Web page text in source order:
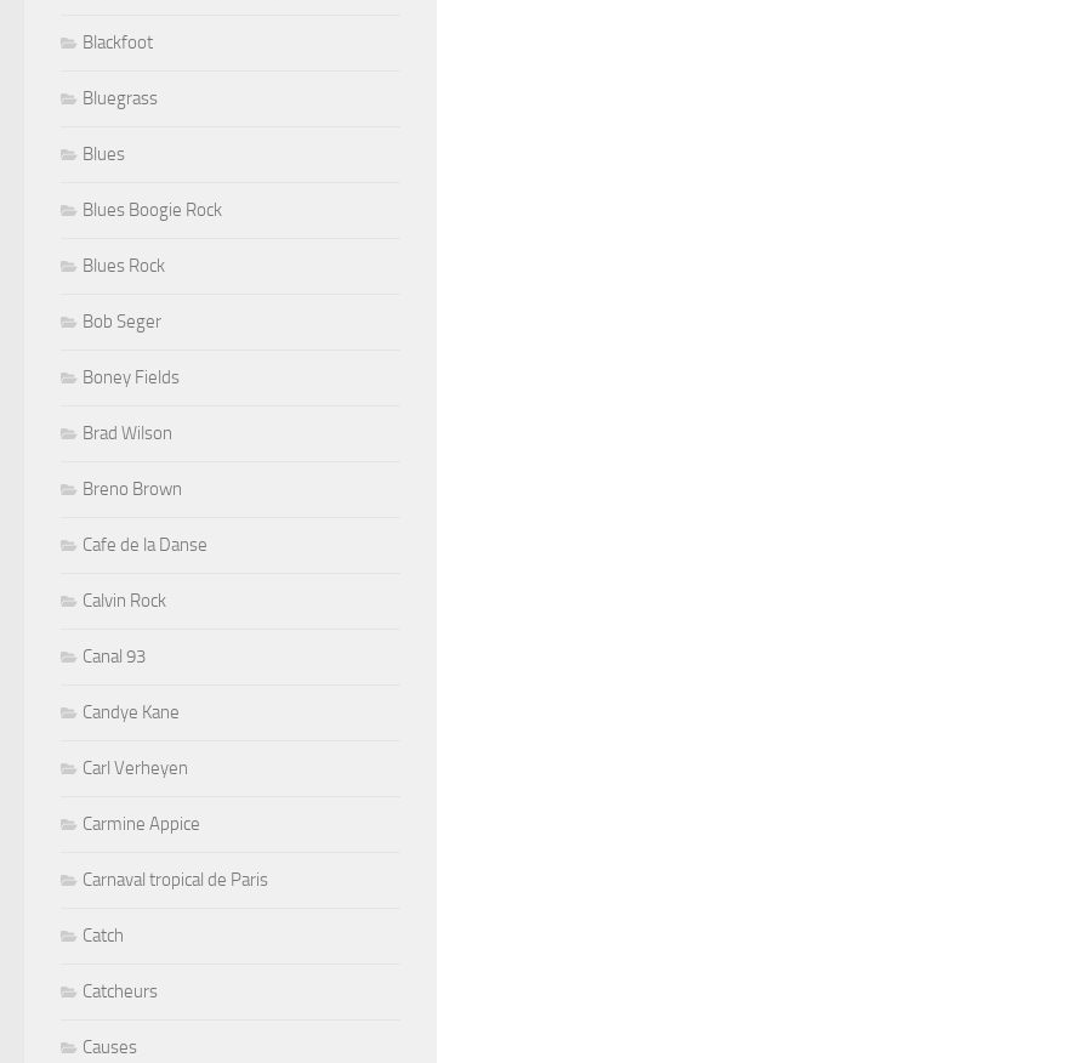
Blackfoot
Bluegrass
Blues
Blues Boogie Rock
Blues Rock
Bob Seger
Boney Fields
Brad Wilson
Breno Brown
Cafe de la Danse
Calvin Rock
Canal 93
Candye Kane
Carl Verheyen
Carmine Appice
Carnaval tropical de Paris
Catch
Catcheurs
Causes